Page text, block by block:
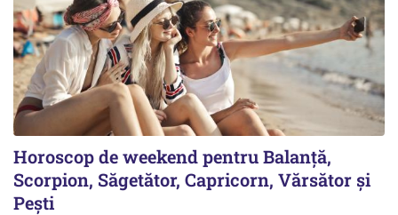
Horoscop de weekend pentru Balanță,
Scorpion, Săgetător, Capricorn, Vărsător și
Pești